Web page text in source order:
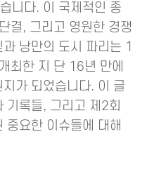
니다. 이 국제적인 종
결, 그리고 영원한 경쟁
낭만의 도시 파리는 1
최한 지 단 16년 만에
가 되었습니다. 이 글
기록들, 그리고 제2회
중요한 이슈들에 대해